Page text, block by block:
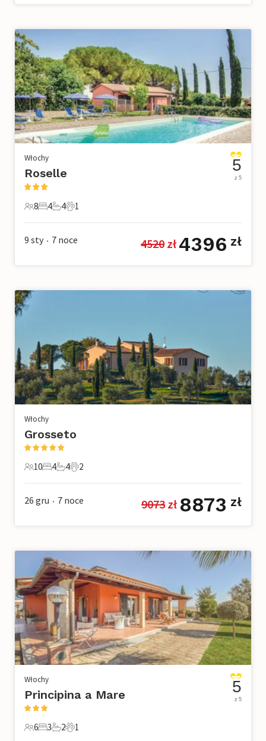
Włochy
Roselle
8 Goście
8
4 Sypialnie
4
4 Łazienki
4
1 Zwierzę domowe
1
5
z 5
9 sty • 7 noce 4520 zł 4396 zł
Włochy
Grosseto
10 Goście
10
4 Sypialnie
4
4 Łazienki
4
2 Zwierzęta domowe
2
26 gru • 7 noce 9073 zł 8873 zł
Włochy
Principina a Mare
6 Goście
6
3 Sypialnie
3
2 Łazienki
2
1 Zwierzę domowe
1
5
z 5